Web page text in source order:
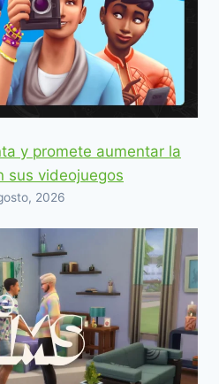
y promete aumentar la
sus videojuegos
2026